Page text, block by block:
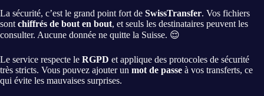
La sécurité, c’est le grand point fort de SwissTransfer. Vos fichiers
sont chiffrés de bout en bout, et seuls les destinataires peuvent les
consulter. Aucune donnée ne quitte la Suisse. 😌
Le service respecte le RGPD et applique des protocoles de sécurité
très stricts. Vous pouvez ajouter un mot de passe à vos transferts, ce
qui évite les mauvaises surprises.